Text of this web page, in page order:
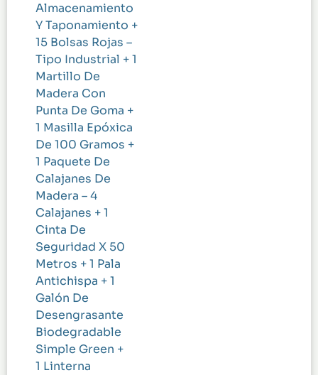
Almacenamiento
Y Taponamiento +
15 Bolsas Rojas –
Tipo Industrial + 1
Martillo De
Madera Con
Punta De Goma +
1 Masilla Epóxica
De 100 Gramos +
1 Paquete De
Calajanes De
Madera – 4
Calajanes + 1
Cinta De
Seguridad X 50
Metros + 1 Pala
Antichispa + 1
Galón De
Desengrasante
Biodegradable
Simple Green +
1 Linterna